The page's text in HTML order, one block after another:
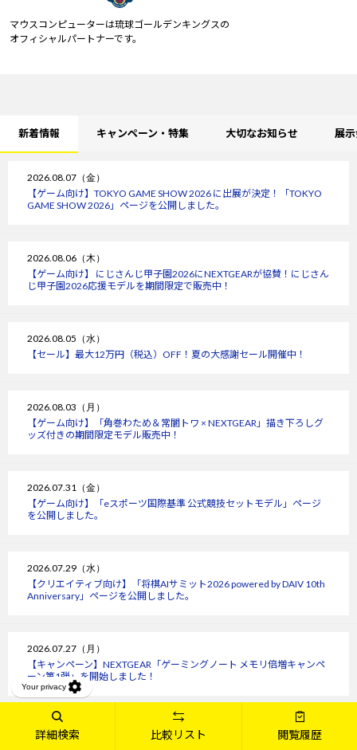
詳細検索 比較リスト 閲覧履歴
マウスコンピューターは琉球ゴールデンキングスの
オフィシャルパートナーです。
新着情報 キャンペーン・特集 大切なお知らせ 展
2026.08.07（金）
【ゲーム向け】TOKYO GAME SHOW 2026 に出展が決定！「TOKYO
GAME SHOW 2026」ページを公開しました。
2026.08.06（木）
【ゲーム向け】 にじさんじ甲子園2026にNEXTGEARが協賛！にじさん
じ甲子園2026応援モデルを期間限定で販売中！
2026.08.05（水）
【セール】最大12万円（税込）OFF！夏の大感謝セール開催中！
2026.08.03（月）
【ゲーム向け】「角巻わため＆常闇トワ × NEXTGEAR」描き下ろしグ
ッズ付きの期間限定モデル販売中！
2026.07.31（金）
【ゲーム向け】「eスポーツ国際基準 公式競技セットモデル」ページ
を公開しました。
2026.07.29（水）
【クリエイティブ向け】「将棋AIサミット2026 powered by DAIV 10th
Anniversary」ページを公開しました。
2026.07.27（月）
【キャンペーン】NEXTGEAR「ゲーミングノート メモリ倍増キャンペ
ーン第1弾」を開始しました！
2026.07.23（木）